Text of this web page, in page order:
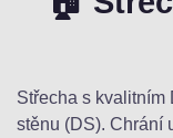
🏠
Střecha s